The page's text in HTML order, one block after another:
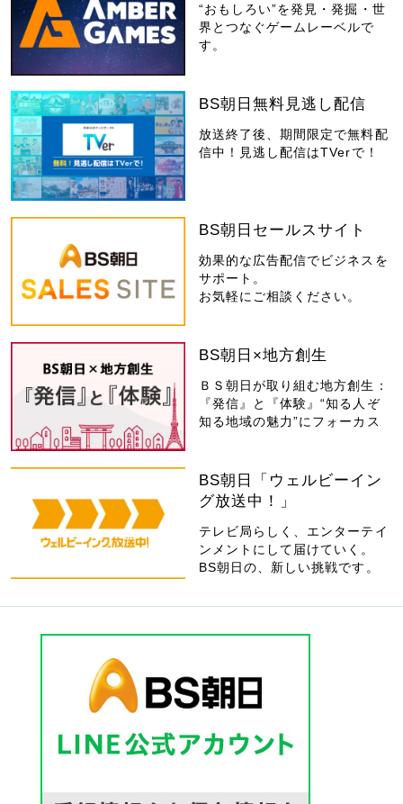
“おもしろい”を発見・発掘・世
界とつなぐゲームレーベルで
す。
BS朝日無料見逃し配信
放送終了後、期間限定で無料配
信中！見逃し配信はTVerで！
BS朝日セールスサイト
効果的な広告配信でビジネスを
サポート。
お気軽にご相談ください。
BS朝日×地方創生
ＢＳ朝日が取り組む地方創生：
『発信』と『体験』“知る人ぞ
知る地域の魅力”にフォーカス
BS朝日「ウェルビーイン
グ放送中！」
テレビ局らしく、エンターテイ
ンメントにして届けていく。
BS朝日の、新しい挑戦です。